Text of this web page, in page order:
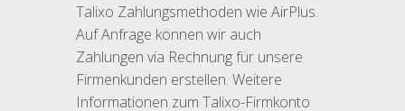
Talixo Zahlungsmethoden wie AirPlus.
Auf Anfrage können wir auch
Zahlungen via Rechnung für unsere
Firmenkunden erstellen. Weitere
Informationen zum Talixo-Firmkonto